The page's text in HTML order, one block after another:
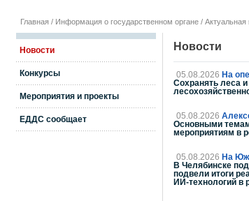
Главная / Информация о государственном органе /
Новости
Конкурсы
Мероприятия и проекты
ЕДДС сообщает
Новости
05.08.2026 На
Сохранять леса
05.08.2026
Основными
мероприятиям в
05.08.2026 На
В Челябинске
подвели итоги
ИИ-технологий в